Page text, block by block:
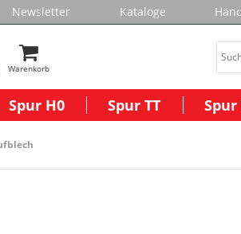
Newsletter Kataloge
Warenkorb
Spur H0 Spur TT Spur